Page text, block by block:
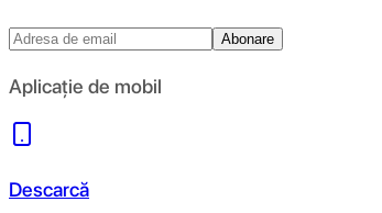
Abonare
Aplicație de mobil
Descarcă